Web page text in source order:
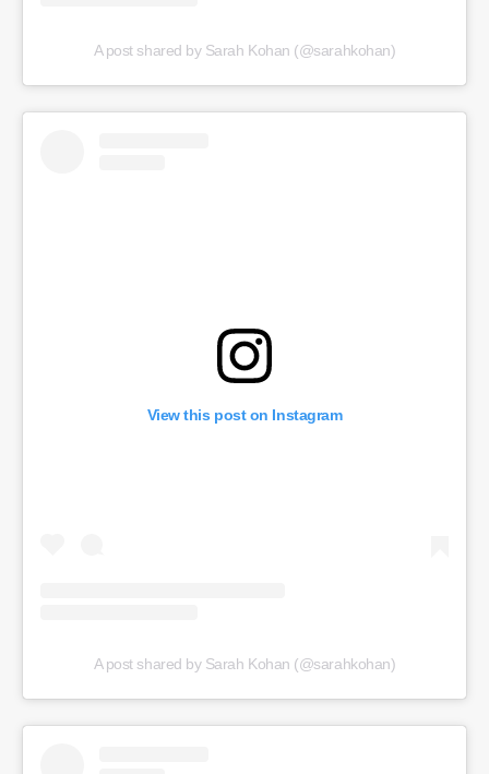
A post shared by Sarah Kohan (@sarahkohan)
View this post on Instagram
A post shared by Sarah Kohan (@sarahkohan)